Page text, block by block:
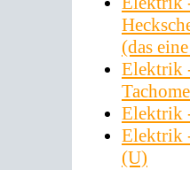
(das
Elektrik
Elektrik
Elektrik
(U)